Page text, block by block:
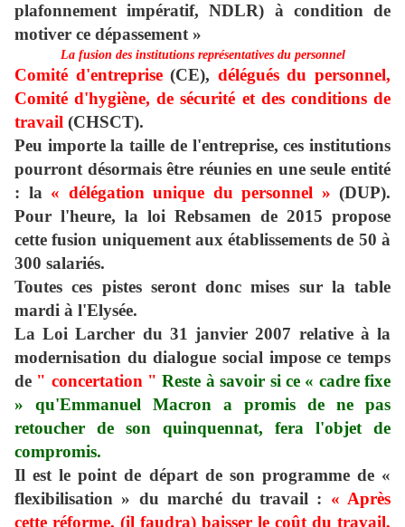
plafonnement impératif, NDLR) à condition de
motiver ce dépassement »
La fusion des institutions représentatives du personnel
Comité d'entreprise(CE), délégués du personnel,
Comité d'hygiène, de sécurité et des conditions de
travail (CHSCT).
Peu importe la taille de l'entreprise, ces institutions
pourront désormais être réunies en une seule entité
: la « délégation unique du personnel » (DUP).
Pour l'heure, la loi Rebsamen de 2015 propose
cette fusion uniquement aux établissements de 50 à
300 salariés.
Toutes ces pistes seront donc mises sur la table
mardi à l'Elysée.
La Loi Larcher du 31 janvier 2007 relative à la
modernisation du dialogue social impose ce temps
de " concertation "Reste à savoir si ce « cadre fixe
» qu'Emmanuel Macron a promis de ne pas
retoucher de son quinquennat, fera l'objet de
compromis.
Il est le point de départ de son programme de «
flexibilisation » du marché du travail : « Après
cette réforme, (il faudra) baisser le coût du travail,